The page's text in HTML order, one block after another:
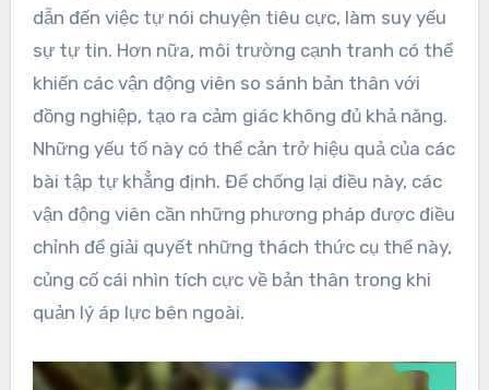
dẫn đến việc tự nói chuyện tiêu cực, làm suy yếu
sự tự tin. Hơn nữa, môi trường cạnh tranh có thể
khiến các vận động viên so sánh bản thân với
đồng nghiệp, tạo ra cảm giác không đủ khả năng.
Những yếu tố này có thể cản trở hiệu quả của các
bài tập tự khẳng định. Để chống lại điều này, các
vận động viên cần những phương pháp được điều
chỉnh để giải quyết những thách thức cụ thể này,
củng cố cái nhìn tích cực về bản thân trong khi
quản lý áp lực bên ngoài.